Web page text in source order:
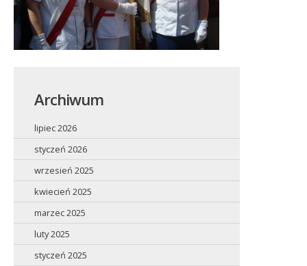
Archiwum
lipiec 2026
styczeń 2026
wrzesień 2025
kwiecień 2025
marzec 2025
luty 2025
styczeń 2025